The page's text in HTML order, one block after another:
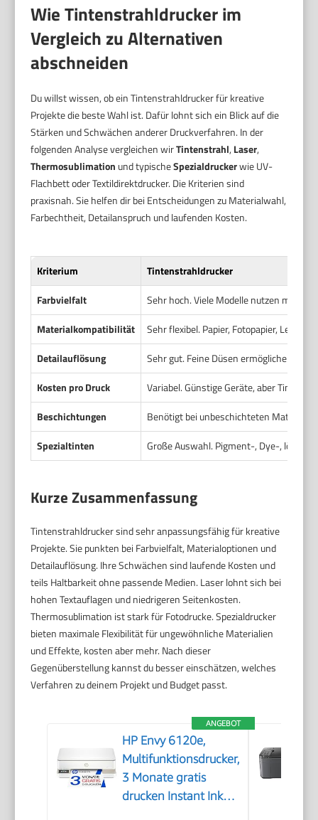
Wie Tintenstrahldrucker im
Vergleich zu Alternativen
abschneiden
Du willst wissen, ob ein Tintenstrahldrucker für kreative
Projekte die beste Wahl ist. Dafür lohnt sich ein Blick auf die
Stärken und Schwächen anderer Druckverfahren. In der
folgenden Analyse vergleichen wirTintenstrahl, Laser,
Thermosublimation und typischeSpezialdruckerwie UV-
Flachbett oder Textildirektdrucker. Die Kriterien sind
praxisnah. Sie helfen dir bei Entscheidungen zu Materialwahl,
Farbechtheit, Detailanspruch und laufenden Kosten.
Kriterium
Tintenstrahldrucker
Farbvielfalt
Sehr hoch. Viele Modelle nutzen
Materialkompatibilität
Sehr flexibel. Papier, Fotopapier,
Detailauflösung
Sehr gut. Feine Düsen ermöglichen
Kosten pro Druck
Variabel. Günstige Geräte, aber Tinte
Beschichtungen
Benötigt bei unbeschichteten
Spezialtinten
Große Auswahl. Pigment-, Dye-,
Kurze Zusammenfassung
Tintenstrahldrucker sind sehr anpassungsfähig für kreative
Projekte. Sie punkten bei Farbvielfalt, Materialoptionen und
Detailauflösung. Ihre Schwächen sind laufende Kosten und
teils Haltbarkeit ohne passende Medien. Laser lohnt sich bei
hohen Textauflagen und niedrigeren Seitenkosten.
Thermosublimation ist stark für Fotodrucke. Spezialdrucker
bieten maximale Flexibilität für ungewöhnliche Materialien
und Effekte, kosten aber mehr. Nach dieser
Gegenüberstellung kannst du besser einschätzen, welches
Verfahren zu deinem Projekt und Budget passt.
ANGEBOT
HP Envy 6120e,
Multifunktionsdrucker,
3 Monate gratis
drucken Instant Ink